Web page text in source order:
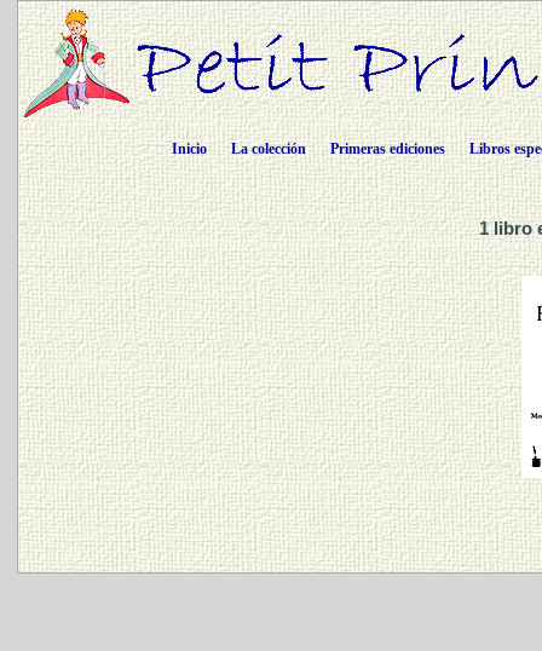
Inicio La colección Primeras ediciones Libros
1 libro